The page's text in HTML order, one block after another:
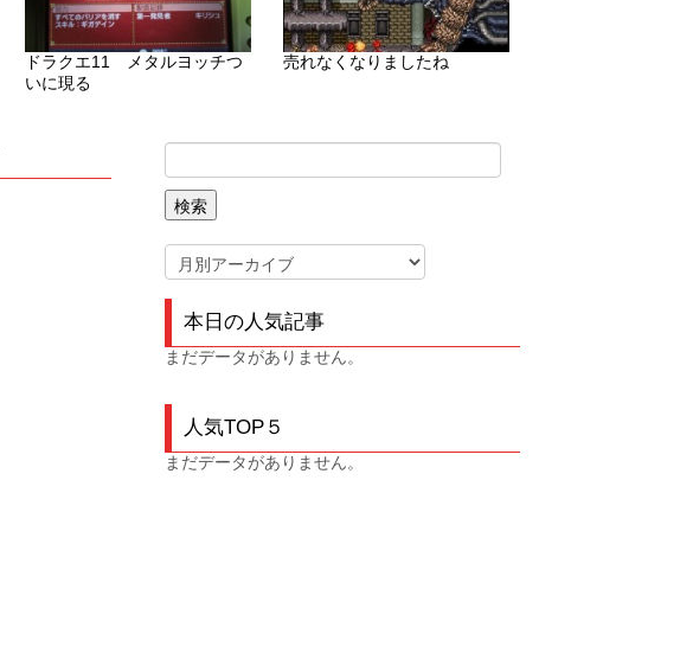
ドラクエ11 メタルヨッチつ
いに現る
売れなくなりましたね
本日の人気記事
まだデータがありません。
人気TOP５
まだデータがありません。